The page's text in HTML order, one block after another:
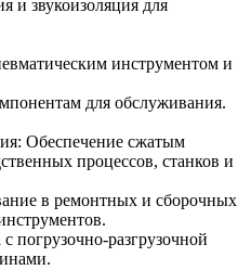
и звукоизоляция для
инструментом и
для обслуживания.
Обеспечение сжатым
процессов, станков и
в ремонтных и сборочных
погрузочно-разгрузочной